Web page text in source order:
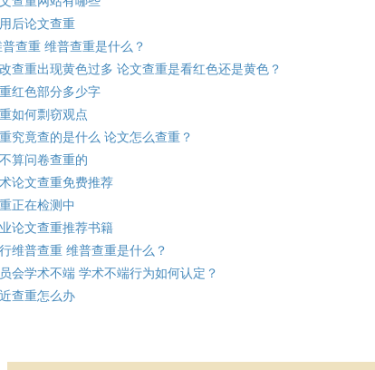
后论文查重
查重 维普查重是什么？
查重出现黄色过多 论文查重是看红色还是黄色？
红色部分多少字
如何剽窃观点
究竟查的是什么 论文怎么查重？
算问卷查重的
论文查重免费推荐
正在检测中
论文查重推荐书籍
维普查重 维普查重是什么？
会学术不端 学术不端行为如何认定？
查重怎么办